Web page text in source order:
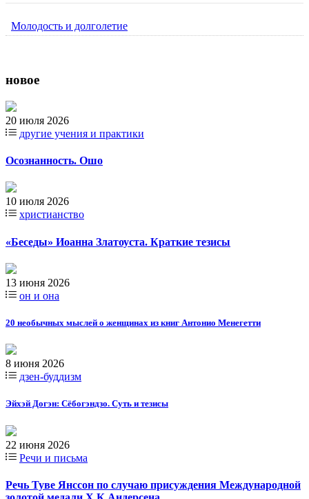
Молодость и долголетие
новое
20 июля 2026
другие учения и практики
Осознанность. Ошо
10 июля 2026
христианство
«Беседы» Иоанна Златоуста. Краткие тезисы
13 июня 2026
он и она
20 необычных мыслей о женщинах из книг Антонио Менегетти
8 июня 2026
дзен-буддизм
Эйхэй Догэн: Сёбогэндзо. Суть и тезисы
22 июня 2026
Речи и письма
Речь Туве Янссон по случаю присуждения Международной